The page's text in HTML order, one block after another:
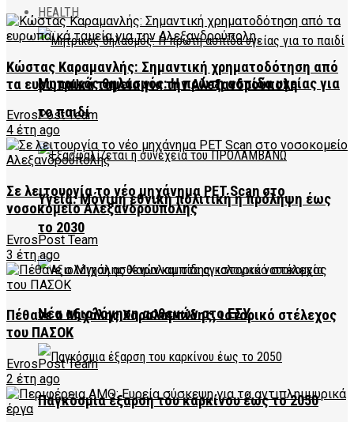
HEALTH
Μητρικός θηλασμός: Η πρώτη ασπίδα υγείας για
το παιδί
Υγεία: Μόνιμη εθνική πολιτική η πρόληψη έως
το 2030
Νέα αξιολόγηση ασθενών στο ΕΣΥ
Παγκόσμια έξαρση του καρκίνου έως το 2050
Κώστας Καραμανλής: Σημαντική χρηματοδότηση από
τα ευρωπαϊκά ταμεία για την Αλεξανδρούπολη
EvrosPost Team
4 έτη ago
Σε λειτουργία το νέο μηχάνημα PET Scan στο
νοσοκομείο Αλεξανδρούπολης
EvrosPost Team
3 έτη ago
Πέθανε ο Μιχάλης Χαραλαμπίδης, ιστορικό στέλεχος
του ΠΑΣΟΚ
EvrosPost Team
2 έτη ago